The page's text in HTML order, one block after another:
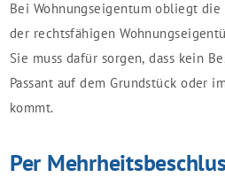
Bei Wohnungseigentum obliegt
der rechtsfähigen
Sie muss dafür sorgen, dass kein
Passant auf dem Grundstück oder
kommt.
Per